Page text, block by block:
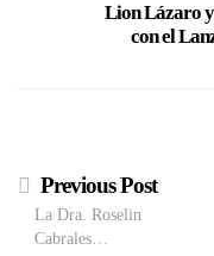
Lion Lázaro y
con el
Previous Post
La Dra. Roselin
Cabrales…